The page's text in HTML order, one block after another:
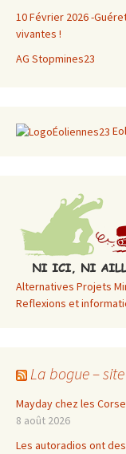
10 Février 2026 -
vivantes !
AG Stopmines23
Alternatives Projets
Reflexions et
La bogue –
Mayday chez les
8 août 2026
Les autoradios ont